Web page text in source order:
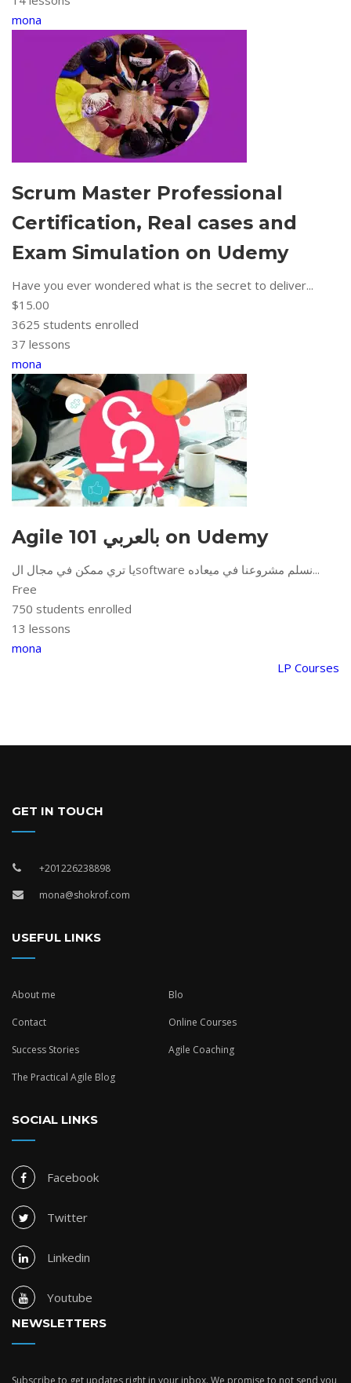
mona
Scrum Master Professional
Certification, Real cases and
Exam Simulation on Udemy
Have you ever wondered what is the secret to deliver...
$15.00
3625 students enrolled
37 lessons
mona
Agile 101 بالعربي on Udemy
يا تري ممكن في مجال الsoftware نسلم مشروعنا في ميعاده...
Free
750 students enrolled
13 lessons
mona
LP Courses
GET IN TOUCH
+201226238898
mona@shokrof.com
USEFUL LINKS
About me Blo
Contact Online Courses
Success Stories Agile Coaching
The Practical Agile Blog
SOCIAL LINKS
Facebook
Twitter
Linkedin
Youtube
NEWSLETTERS
Subscribe to get updates right in your inbox. We promise to not send you